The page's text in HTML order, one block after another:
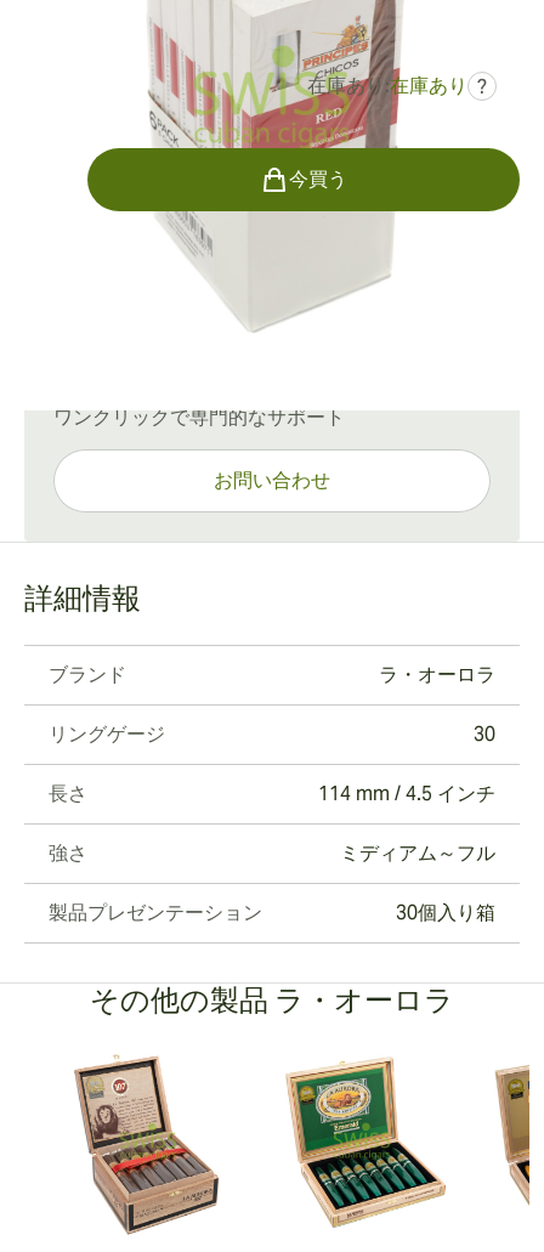
でした ¥3,990 -24%
在庫あり:在庫あり ?
今買う
ワンクリックで専門的なサポート
お問い合わせ
詳細情報
ブランド ラ・オーロラ
リングゲージ 30
長さ 114 mm / 4.5 インチ
強さ ミディアム～フル
製品プレゼンテーション 30個入り箱
その他の製品 ラ・オーロラ